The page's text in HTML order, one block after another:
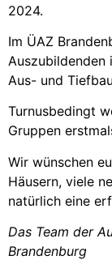
2024.
Im ÜAZ
Auszubildenden
Aus- und
Turnusbedingt
Gruppen
Wir wünschen
Häusern, viele
natürlich eine
Das Team der
Brandenburg